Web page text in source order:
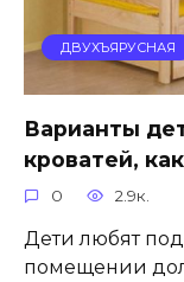
ДВУХЪЯРУСНАЯ
Варианты
кроватей,
0 2.9к.
Дети любят
помещении